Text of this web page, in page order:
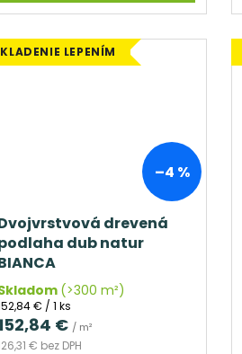
KLADENIE LEPENÍM
–4 %
drevená
dub natur
(>300 m²)
€ bez DPH
€ / m²
€ / 1 ks